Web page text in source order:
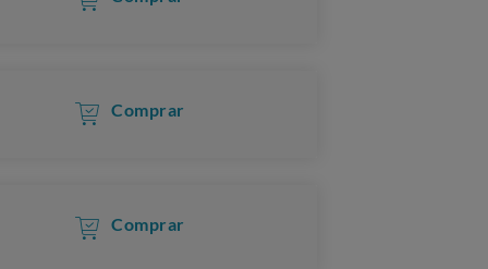
Comprar
Comprar